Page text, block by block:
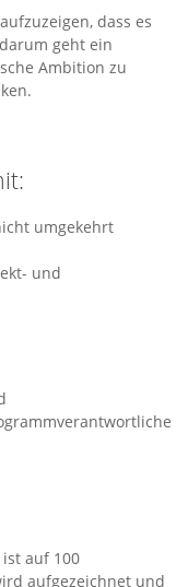
dass es
geht ein
Ambition zu
umgekehrt
und
auf 100
aufgezeichnet und